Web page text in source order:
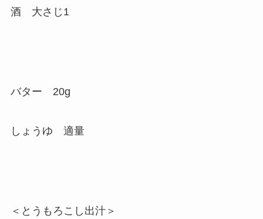
酒 大さじ1
バター 20g
しょうゆ 適量
＜とうもろこし出汁＞